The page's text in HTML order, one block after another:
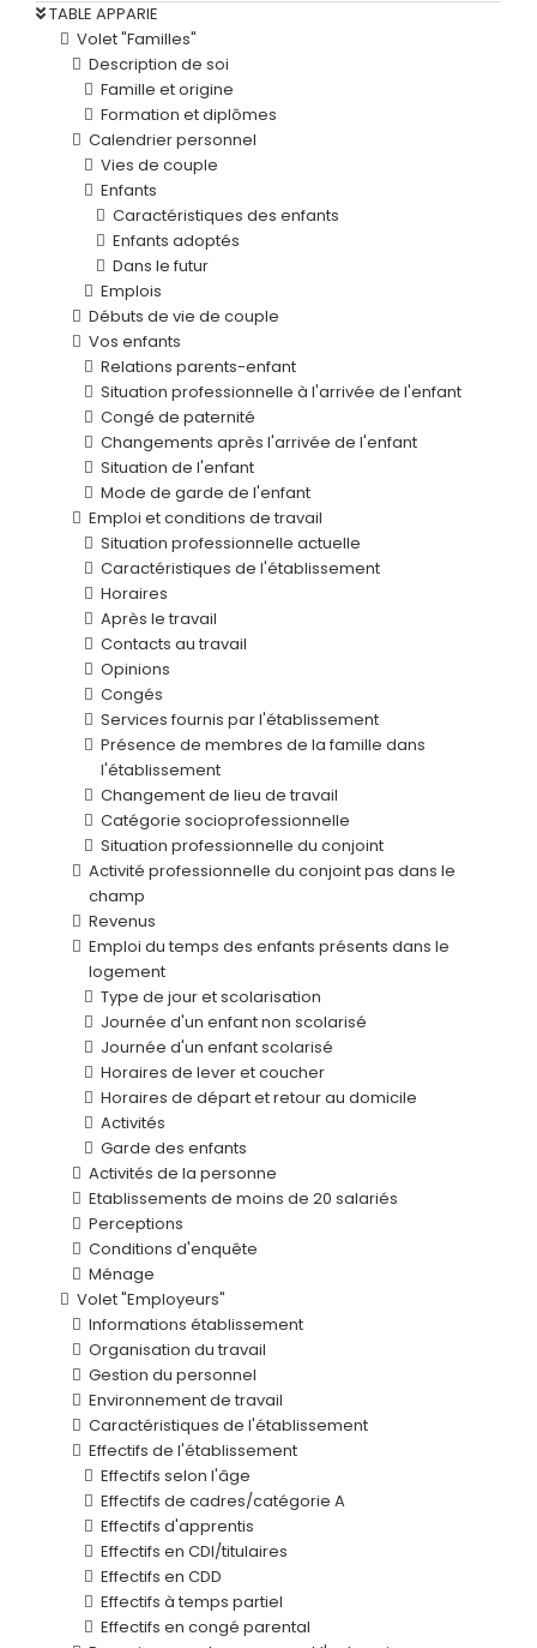
TABLE APPARIE
Volet "Familles"
Description de soi
Famille et origine
Formation et diplômes
Calendrier personnel
Vies de couple
Enfants
Caractéristiques des enfants
Enfants adoptés
Dans le futur
Emplois
Débuts de vie de couple
Vos enfants
Relations parents-enfant
Situation professionnelle à l'arrivée de l'enfant
Congé de paternité
Changements après l'arrivée de l'enfant
Situation de l'enfant
Mode de garde de l'enfant
Emploi et conditions de travail
Situation professionnelle actuelle
Caractéristiques de l'établissement
Horaires
Après le travail
Contacts au travail
Opinions
Congés
Services fournis par l'établissement
Présence de membres de la famille dans
l'établissement
Changement de lieu de travail
Catégorie socioprofessionnelle
Situation professionnelle du conjoint
Activité professionnelle du conjoint pas dans le
champ
Revenus
Emploi du temps des enfants présents dans le
logement
Type de jour et scolarisation
Journée d'un enfant non scolarisé
Journée d'un enfant scolarisé
Horaires de lever et coucher
Horaires de départ et retour au domicile
Activités
Garde des enfants
Activités de la personne
Etablissements de moins de 20 salariés
Perceptions
Conditions d'enquête
Ménage
Volet "Employeurs"
Informations établissement
Organisation du travail
Gestion du personnel
Environnement de travail
Caractéristiques de l'établissement
Effectifs de l'établissement
Effectifs selon l'âge
Effectifs de cadres/catégorie A
Effectifs d'apprentis
Effectifs en CDI/titulaires
Effectifs en CDD
Effectifs à temps partiel
Effectifs en congé parental